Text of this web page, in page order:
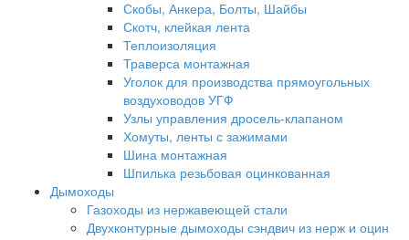
Скобы, Анкера, Болты, Шайбы
Скотч, клейкая лента
Теплоизоляция
Траверса монтажная
Уголок для производства прямоугольных
воздуховодов УГФ
Узлы управления дросель-клапаном
Хомуты, ленты с зажимами
Шина монтажная
Шпилька резьбовая оцинкованная
Дымоходы
Газоходы из нержавеющей стали
Двухконтурные дымоходы сэндвич из нерж и оцин